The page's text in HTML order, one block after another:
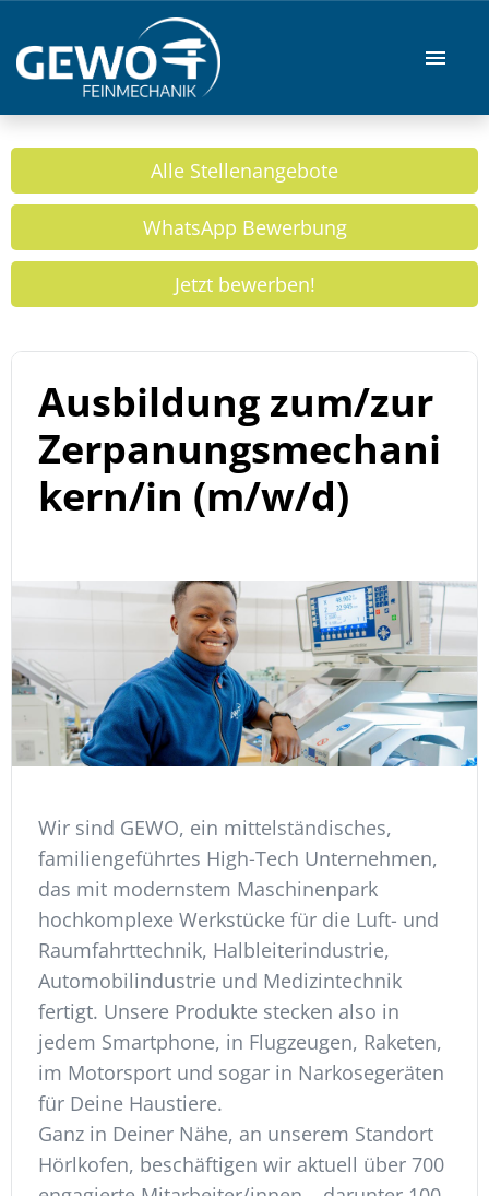
Stellenangebote
Ausbildung/Studium
GEWO Webseite
Alle Stellenangebote
WhatsApp Bewerbung
Jetzt bewerben!
Ausbildung zum/zur
Zerpanungsmechani
kern/in (m/w/d)
Wir sind GEWO, ein mittelständisches,
familiengeführtes High-Tech Unternehmen,
das mit modernstem Maschinenpark
hochkomplexe Werkstücke für die Luft- und
Raumfahrttechnik, Halbleiterindustrie,
Automobilindustrie und Medizintechnik
fertigt. Unsere Produkte stecken also in
jedem Smartphone, in Flugzeugen, Raketen,
im Motorsport und sogar in Narkosegeräten
für Deine Haustiere.
Ganz in Deiner Nähe, an unserem Standort
Hörlkofen, beschäftigen wir aktuell über 700